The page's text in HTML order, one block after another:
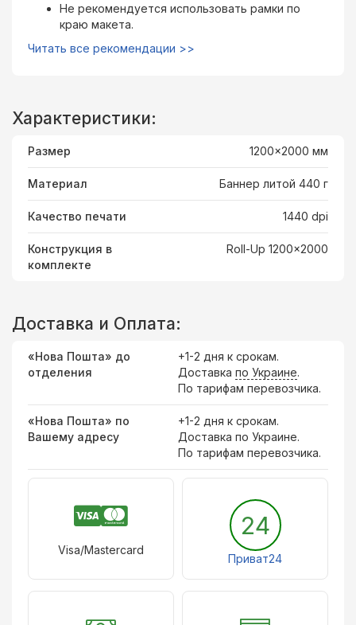
Характеристики:
Размер 1200x2000 мм
Материал Баннер литой 440 г
Качество печати 1440 dpi
Конструкция в
комплекте
Roll-Up 1200x2000
Доставка и Оплата:
«Нова Пошта» до
отделения
+1-2 дня к срокам.
Доставка по Украине.
По тарифам перевозчика.
«Нова Пошта» по
Вашему адресу
+1-2 дня к срокам.
Доставка по Украине.
По тарифам перевозчика.
Visa/Mastercard
24
Приват24
Не рекомендуется использовать рамки по
краю макета.
Читать все рекомендации >>